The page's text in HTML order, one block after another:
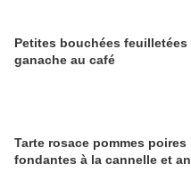
Petites bouchées feuilletées à
ganache au café
Tarte rosace pommes poires
fondantes à la cannelle